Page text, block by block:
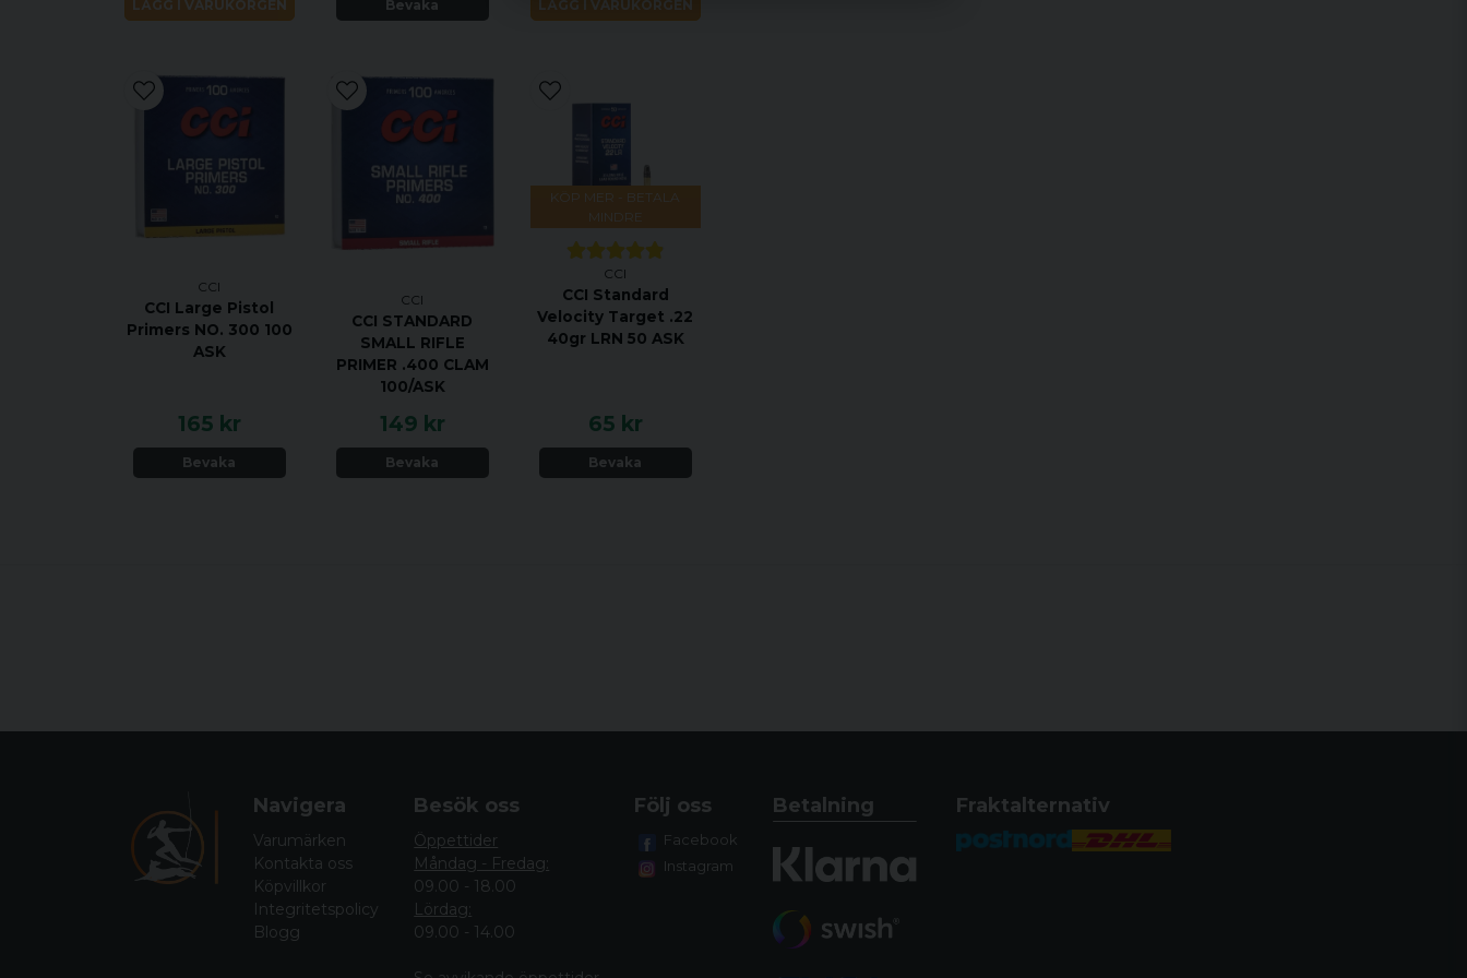
LÄGG I VARUKORGEN Bevaka LÄGG I VARUKORGEN
CCI
CCI Large Pistol
Primers NO. 300 100
ASK
165 kr
Bevaka
CCI
CCI STANDARD
SMALL RIFLE
PRIMER .400 CLAM
100/ASK
149 kr
Bevaka
KÖP MER - BETALA
MINDRE
CCI
CCI Standard
Velocity Target .22
40gr LRN 50 ASK
65 kr
Bevaka
Navigera
Varumärken
Kontakta oss
Köpvillkor
Integritetspolicy
Blogg
Besök oss
Öppettider
Måndag - Fredag:
09.00 - 18.00
Lördag:
09.00 - 14.00
Följ oss
Facebook
Instagram
Betalning Fraktalternativ